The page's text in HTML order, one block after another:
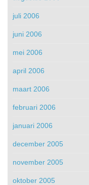
juli 2006
juni 2006
mei 2006
april 2006
maart 2006
februari 2006
januari 2006
december 2005
november 2005
oktober 2005